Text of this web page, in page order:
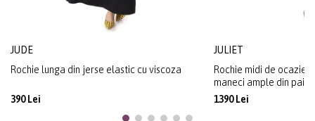
JUDE
Rochie lunga din jerse elastic cu viscoza
390 Lei
JULIET
Rochie midi de ocazie
maneci ample din
1390 Lei